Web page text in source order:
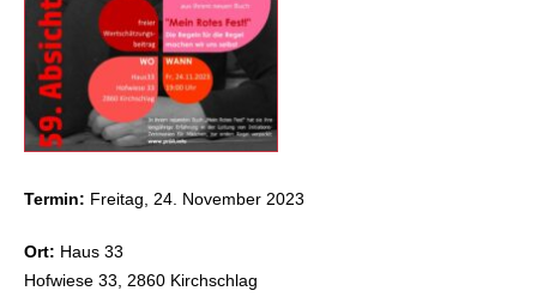
Termin: Freitag, 24. November 2023
Ort: Haus 33
Hofwiese 33, 2860 Kirchschlag